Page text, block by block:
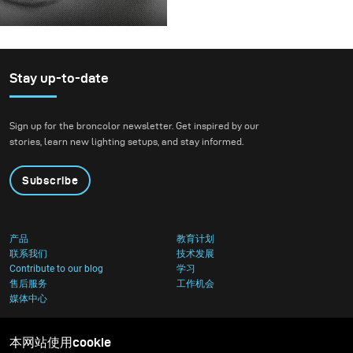
before releasing it.
For this project, we
setting that blended
nature with
architecture.
Stay up-to-date
Sign up for the broncolor newsletter. Get inspired by our
stories, learn new lighting setups, and stay informed.
Subscribe
产品
教育计划
联系我们
技术发展
Contribute to our blog
学习
售后服务
工作机会
媒体中心
本网站使用cookie